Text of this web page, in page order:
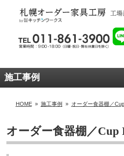
施工事例
HOME» 施工事例 » オーダー食器棚／
オーダー食器棚／Cup